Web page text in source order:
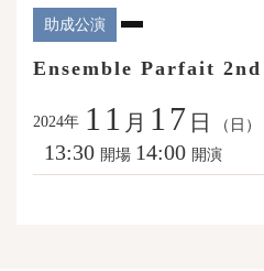
助成公演
Ensemble Parfait
2024年 11 月 17 日 （日）
13:30 開場 14:00 開演